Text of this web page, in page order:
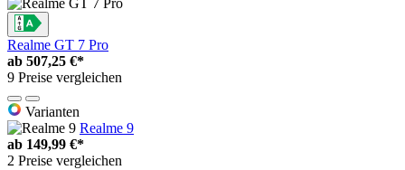
Realme GT 7 Pro
ab 507,25 €*
9 Preise vergleichen
Varianten
Realme 9
ab 149,99 €*
2 Preise vergleichen